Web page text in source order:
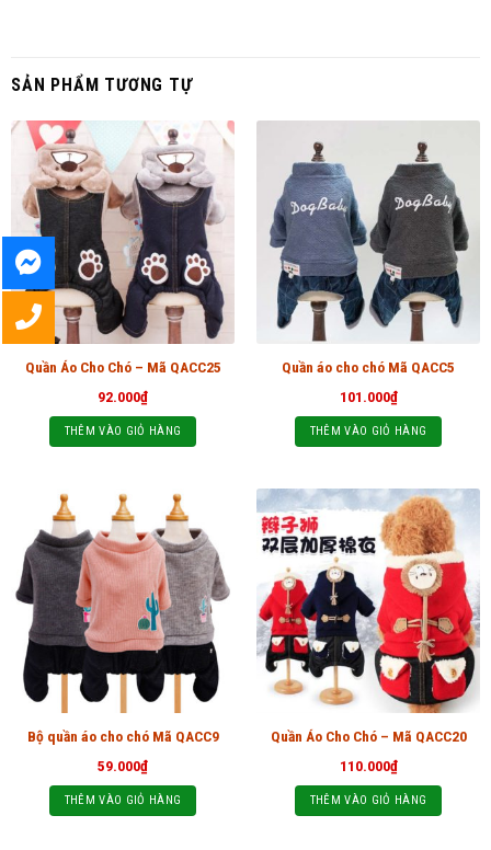
SẢN PHẨM TƯƠNG TỰ
Quần Áo Cho Chó – Mã QACC25
92.000₫
THÊM VÀO GIỎ HÀNG
Quần áo cho chó Mã QACC5
101.000₫
THÊM VÀO GIỎ HÀNG
Bộ quần áo cho chó Mã QACC9
59.000₫
THÊM VÀO GIỎ HÀNG
Quần Áo Cho Chó – Mã QACC20
110.000₫
THÊM VÀO GIỎ HÀNG